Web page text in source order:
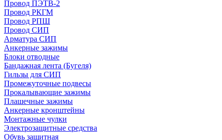
Провод ПЭТВ-2
Провод РКГМ
Провод РПШ
Провод СИП
Арматура СИП
Анкерные зажимы
Блоки отводные
Бандажная лента (Бугеля)
Гильзы для СИП
Промежуточные подвесы
Прокалывающие зажимы
Плашечные зажимы
Анкерные кронштейны
Монтажные чулки
Электрозащитные средства
Обувь защитная